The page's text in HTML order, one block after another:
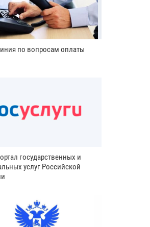
по вопросам оплаты
государственных и
услуг Российской